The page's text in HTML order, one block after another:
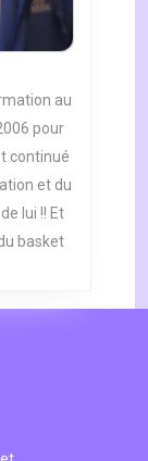
au
pour
continué
et du
lui !! Et
basket